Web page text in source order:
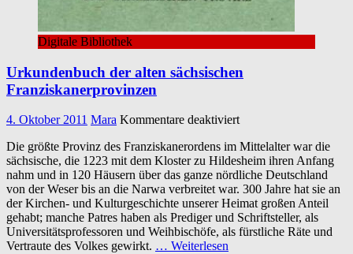
Digitale Bibliothek
Urkundenbuch der alten sächsischen
Franziskanerprovinzen
4. Oktober 2011 Mara Kommentare deaktiviertfür
der
alten
sächsischen
Franziskanerprovinzen
Die größte Provinz des Franziskanerordens im Mittelalter war die
sächsische, die 1223 mit dem Kloster zu Hildesheim ihren Anfang
nahm und in 120 Häusern über das ganze nördliche Deutschland
von der Weser bis an die Narwa verbreitet war. 300 Jahre hat sie an
der Kirchen- und Kulturgeschichte unserer Heimat großen Anteil
gehabt; manche Patres haben als Prediger und Schriftsteller, als
Universitätsprofessoren und Weihbischöfe, als fürstliche Räte und
Vertraute des Volkes gewirkt. … Weiterlesen